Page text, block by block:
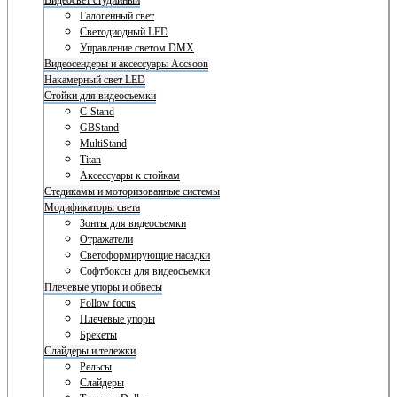
Галогенный свет
Светодиодный LED
Управление светом DMX
Видеосендеры и аксессуары Accsoon
Накамерный свет LED
Стойки для видеосъемки
C-Stand
GBStand
MultiStand
Titan
Аксессуары к стойкам
Стедикамы и моторизованные системы
Модификаторы света
Зонты для видеосъемки
Отражатели
Светоформирующие насадки
Софтбоксы для видеосъемки
Плечевые упоры и обвесы
Follow focus
Плечевые упоры
Брекеты
Слайдеры и тележки
Рельсы
Слайдеры